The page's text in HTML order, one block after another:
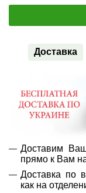
Доставка
Доставим
прямо к Вам
Доставка по
как на